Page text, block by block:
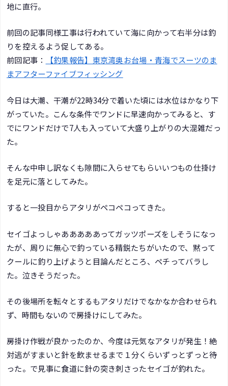
地に直行。
前回の記事同様工事は行われていて海に向かって右半分は釣
りを控えるよう促してある。
前回記事：
【釣果報告】東京湾奥お台場・青海でスーツのま
まアフターファイブフィッシング
今日は大潮、干潮が22時34分で着いた頃には水位はかなり下
がっていた。こんな条件でワンドに早速向かってみると、す
でにワンドだけで7人も入っていて大盛り上がりの大混雑だっ
た。
そんな中申し訳なくも隙間に入らせてもらいいつもの仕掛け
を足元に落としてみた。
すると一投目からアタリがペコペコってきた。
セイゴよっしゃあああああってガッツポーズをしそうになっ
たが、周りに無心で釣っている精鋭たちがいたので、黙って
クールに釣り上げようと目論んだところ、ペチってバラし
た。泣きそうだった。
その後場所を転々とするもアタリだけでなかなか合わせられ
ず、時間もないので房掛けにしてみた。
房掛け作戦が良かったのか、今度は元気なアタリが発生！絶
対逃がすまいと針を飲ませるまで１分くらいずっとずっと待
った。で見事に食道に針の突き刺さったセイゴが釣れた。